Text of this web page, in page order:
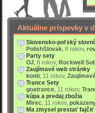
Aktuálne príspevky v
Slovensko-poľský
PolishSlovak, 8 rokov,
Party sety
OJ, 8 rokov, Rockwell
Zaujímavé web stránky
konti, 11 rokov,
Trance Sety
goatrance, 11 rokov,
kúpa a predaj zbožia
Mirec, 11 rokov,
Ma zmysel prestať fajčiť